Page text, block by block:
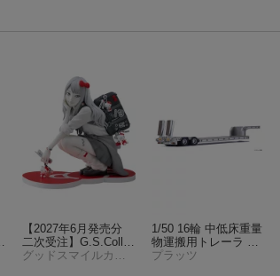
【2027年6月発売分
二次受注】G.S.Collec
tion ギャル富江×ハロ
1/50 16輪 中低床重量
物運搬用トレーラ 自
動あゆみ付き シルバ
プラッツ